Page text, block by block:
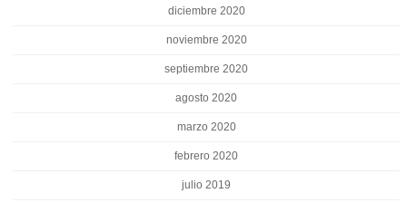
diciembre 2020
noviembre 2020
septiembre 2020
agosto 2020
marzo 2020
febrero 2020
julio 2019